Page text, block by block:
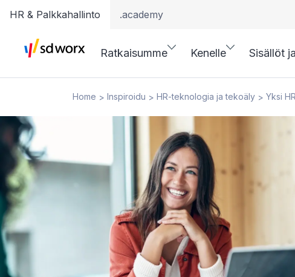
HR & Palkkahallinto .academy
Ratkaisumme Kenelle Sisällöt
Home > Inspiroidu > HR-teknologia ja tekoäly > Yksi